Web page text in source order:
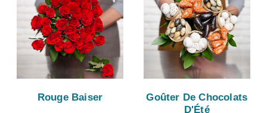
Rouge Baiser
Goûter De Chocolats
D'Été